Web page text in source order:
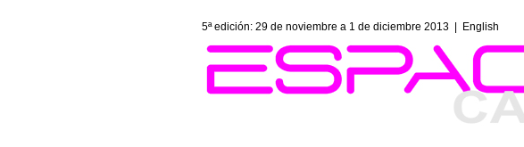
5ª edición: 29 de noviembre a 1 de diciembre 2013 | English